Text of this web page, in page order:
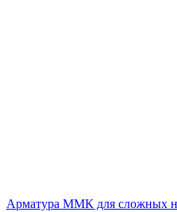
Арматура ММК для сложных